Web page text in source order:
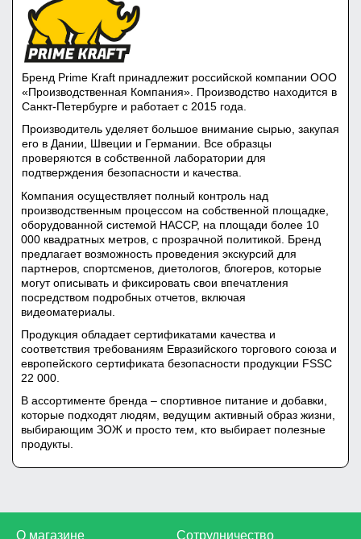
Бренд Prime Kraft принадлежит российской компании ООО
«Производственная Компания». Производство находится в
Санкт-Петербурге и работает с 2015 года.
Производитель уделяет большое внимание сырью, закупая
его в Дании, Швеции и Германии. Все образцы
проверяются в собственной лаборатории для
подтверждения безопасности и качества.
Компания осуществляет полный контроль над
производственным процессом на собственной площадке,
оборудованной системой HACCP, на площади более 10
000 квадратных метров, с прозрачной политикой. Бренд
предлагает возможность проведения экскурсий для
партнеров, спортсменов, диетологов, блогеров, которые
могут описывать и фиксировать свои впечатления
посредством подробных отчетов, включая
видеоматериалы.
Продукция обладает сертификатами качества и
соответствия требованиям Евразийского торгового союза и
европейского сертификата безопасности продукции FSSC
22 000.
В ассортименте бренда – спортивное питание и добавки,
которые подходят людям, ведущим активный образ жизни,
выбирающим ЗОЖ и просто тем, кто выбирает полезные
продукты.
О магазине Сотрудничество